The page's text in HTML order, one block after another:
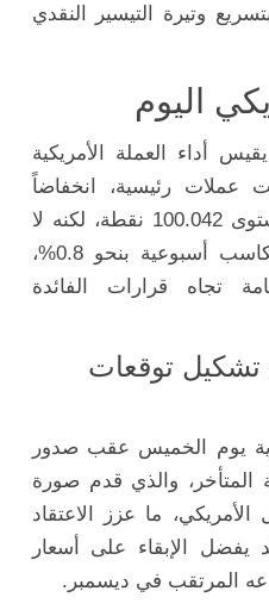
وتيرة التيسير النقدي
اليوم
أداء العملة الأمريكية
رئيسية، انخفاضاً
بنسبة 0.1% ليستقر عند مستوى 100.042 نقطة، لكنه لا
يزال في طريقه لتحقيق مكاسب أسبوعية بنحو 0.8%،
تجاه قرارات الفائدة
تشكيل توقعات
يوم الخميس عقب صدور
المتأخر، والذي قدم صورة
ما عزز الاعتقاد
يفضل الإبقاء على أسعار
المرتقب في ديسمبر.